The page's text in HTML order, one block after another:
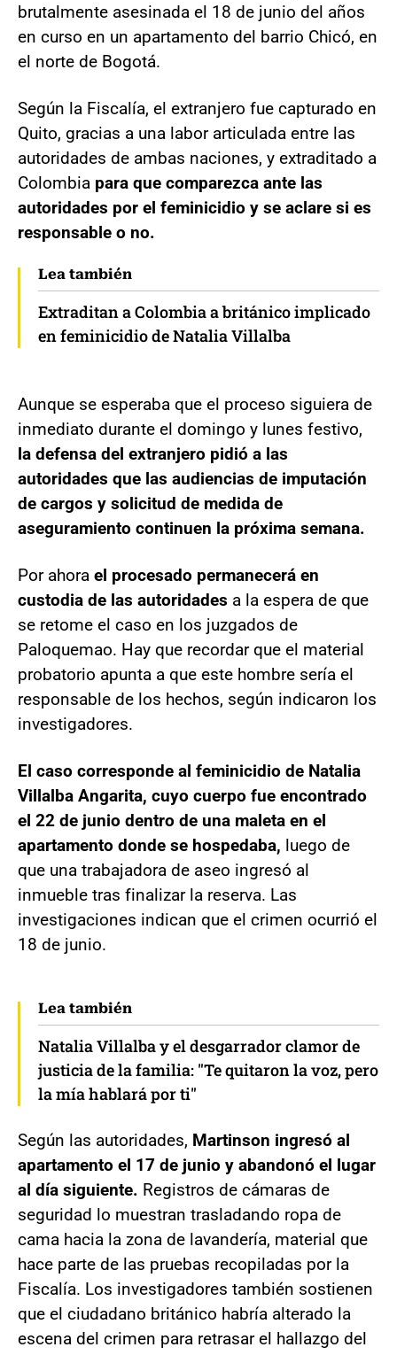
brutalmente asesinada el 18 de junio del años
en curso en un apartamento del barrio Chicó, en
el norte de Bogotá.
Según la Fiscalía, el extranjero fue capturado en
Quito, gracias a una labor articulada entre las
autoridades de ambas naciones, y extraditado a
Colombia para que comparezca ante las
autoridades por el feminicidio y se aclare si es
responsable o no.
Lea también
Extraditan a Colombia a británico implicado
en feminicidio de Natalia Villalba
Aunque se esperaba que el proceso siguiera de
inmediato durante el domingo y lunes festivo,
la defensa del extranjero pidió a las
autoridades que las audiencias de imputación
de cargos y solicitud de medida de
aseguramiento continuen la próxima semana.
Por ahora el procesado permanecerá en
custodia de las autoridades a la espera de que
se retome el caso en los juzgados de
Paloquemao. Hay que recordar que el material
probatorio apunta a que este hombre sería el
responsable de los hechos, según indicaron los
investigadores.
El caso corresponde al feminicidio de Natalia
Villalba Angarita, cuyo cuerpo fue encontrado
el 22 de junio dentro de una maleta en el
apartamento donde se hospedaba, luego de
que una trabajadora de aseo ingresó al
inmueble tras finalizar la reserva. Las
investigaciones indican que el crimen ocurrió el
18 de junio.
Lea también
Natalia Villalba y el desgarrador clamor de
justicia de la familia: "Te quitaron la voz, pero
la mía hablará por ti"
Según las autoridades, Martinson ingresó al
apartamento el 17 de junio y abandonó el lugar
al día siguiente. Registros de cámaras de
seguridad lo muestran trasladando ropa de
cama hacia la zona de lavandería, material que
hace parte de las pruebas recopiladas por la
Fiscalía. Los investigadores también sostienen
que el ciudadano británico habría alterado la
escena del crimen para retrasar el hallazgo del